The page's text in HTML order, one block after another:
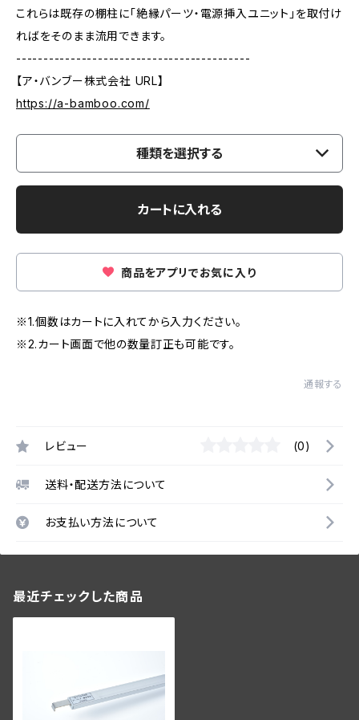
これらは既存の棚柱に「絶縁パーツ・電源挿入ユニット」を取付け
ればをそのまま流用できます。
-------------------------------------------
【ア・バンブー株式会社 URL】
https://a-bamboo.com/
種類を選択する
カートに入れる
商品をアプリでお気に入り
※1.個数はカートに入れてから入力ください。
※2.カート画面で他の数量訂正も可能です。
通報する
レビュー (0)
送料・配送方法について
お支払い方法について
最近チェックした商品